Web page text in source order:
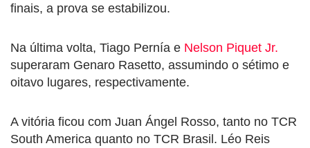
finais, a prova se estabilizou.
Na última volta, Tiago Pernía e Nelson Piquet Jr.
superaram Genaro Rasetto, assumindo o sétimo e
oitavo lugares, respectivamente.
A vitória ficou com Juan Ángel Rosso, tanto no TCR
South America quanto no TCR Brasil. Léo Reis